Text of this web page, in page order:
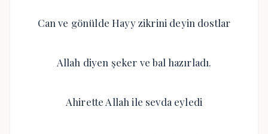
Can ve gönülde Hayy zikrini deyin dostlar
Allah diyen şeker ve bal hazırladı.
Ahirette Allah ile sevda eyledi